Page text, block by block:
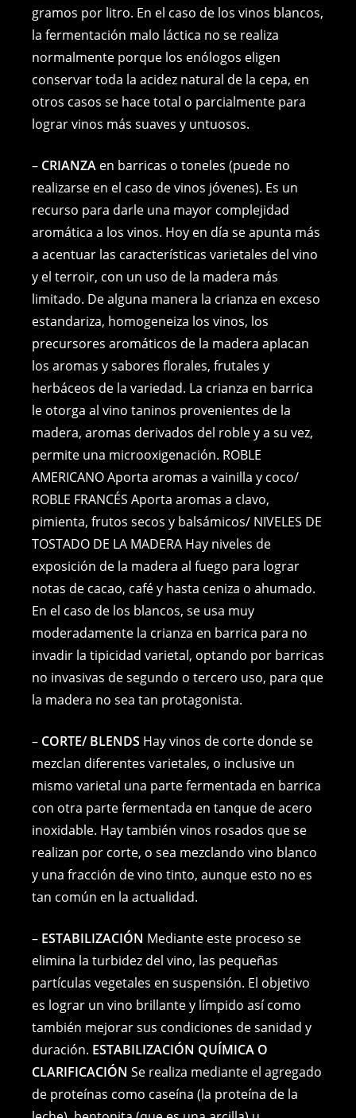
gramos por litro. En el caso de los vinos blancos,
la fermentación malo láctica no se realiza
normalmente porque los enólogos eligen
conservar toda la acidez natural de la cepa, en
otros casos se hace total o parcialmente para
lograr vinos más suaves y untuosos.
– CRIANZA en barricas o toneles (puede no
realizarse en el caso de vinos jóvenes). Es un
recurso para darle una mayor complejidad
aromática a los vinos. Hoy en día se apunta más
a acentuar las características varietales del vino
y el terroir, con un uso de la madera más
limitado. De alguna manera la crianza en exceso
estandariza, homogeneiza los vinos, los
precursores aromáticos de la madera aplacan
los aromas y sabores florales, frutales y
herbáceos de la variedad. La crianza en barrica
le otorga al vino taninos provenientes de la
madera, aromas derivados del roble y a su vez,
permite una microoxigenación. ROBLE
AMERICANO Aporta aromas a vainilla y coco/
ROBLE FRANCÉS Aporta aromas a clavo,
pimienta, frutos secos y balsámicos/ NIVELES DE
TOSTADO DE LA MADERA Hay niveles de
exposición de la madera al fuego para lograr
notas de cacao, café y hasta ceniza o ahumado.
En el caso de los blancos, se usa muy
moderadamente la crianza en barrica para no
invadir la tipicidad varietal, optando por barricas
no invasivas de segundo o tercero uso, para que
la madera no sea tan protagonista.
– CORTE/ BLENDS Hay vinos de corte donde se
mezclan diferentes varietales, o inclusive un
mismo varietal una parte fermentada en barrica
con otra parte fermentada en tanque de acero
inoxidable. Hay también vinos rosados que se
realizan por corte, o sea mezclando vino blanco
y una fracción de vino tinto, aunque esto no es
tan común en la actualidad.
– ESTABILIZACIÓN Mediante este proceso se
elimina la turbidez del vino, las pequeñas
partículas vegetales en suspensión. El objetivo
es lograr un vino brillante y límpido así como
también mejorar sus condiciones de sanidad y
duración. ESTABILIZACIÓN QUÍMICA O
CLARIFICACIÓN Se realiza mediante el agregado
de proteínas como caseína (la proteína de la